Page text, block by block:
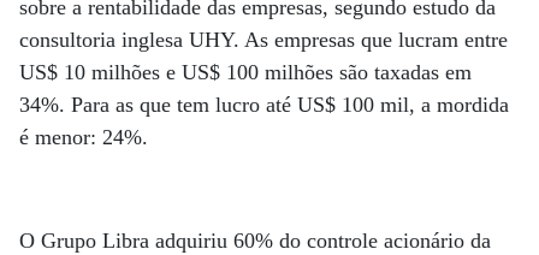
sobre a rentabilidade das empresas, segundo estudo da
consultoria inglesa UHY. As empresas que lucram entre
US$ 10 milhões e US$ 100 milhões são taxadas em
34%. Para as que tem lucro até US$ 100 mil, a mordida
é menor: 24%.
O Grupo Libra adquiriu 60% do controle acionário da